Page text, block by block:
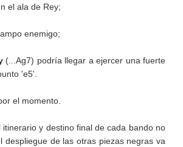
el ala de Rey;
enemigo;
(...Ag7) podría llegar a ejercer una fuerte
'e5'.
el momento.
itinerario y destino final de cada bando no
de las otras piezas negras va